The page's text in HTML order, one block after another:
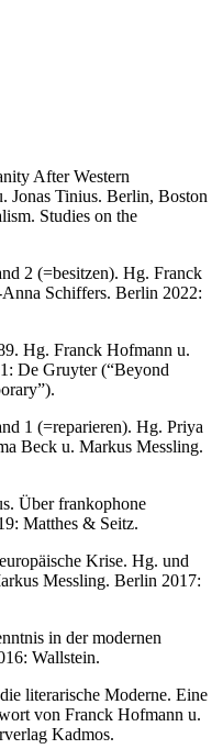
After Western
Jonas Tinius. Berlin, Boston
Studies on the
2 (=besitzen). Hg. Franck
Schiffers. Berlin 2022:
Hg. Franck Hofmann u.
De Gruyter (“Beyond
1 (=reparieren). Hg. Priya
Beck u. Markus Messling.
Über frankophone
Matthes & Seitz.
Krise. Hg. und
Messling. Berlin 2017:
in der modernen
Wallstein.
literarische Moderne. Eine
von Franck Hofmann u.
Kadmos.